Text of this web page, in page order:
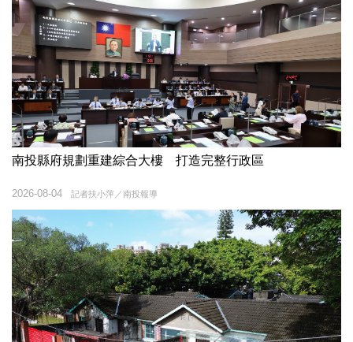
南投縣府規劃重建綜合大樓 打造完整行政區
記者扶小萍／南投報導
2026-08-04